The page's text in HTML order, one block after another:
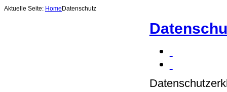
Aktuelle Seite: Home Datenschutz